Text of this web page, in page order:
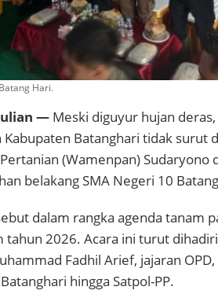
Hari.
— Meski diguyur hujan
Batanghari tidak surut
(Wamenpan) Sudaryono
belakang SMA Negeri 10
dalam rangka agenda tanam
2026. Acara ini turut
Fadhil Arief, jajaran
hingga Satpol-PP.